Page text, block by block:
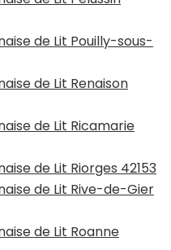
de Lit Pouilly-sous-
de Lit Renaison
de Lit Ricamarie
de Lit Riorges 42153
de Lit Rive-de-Gier
de Lit Roanne